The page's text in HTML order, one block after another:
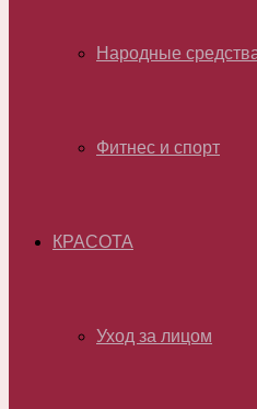
Народные
Фитнес и спорт
КРАСОТА
Уход за лицом